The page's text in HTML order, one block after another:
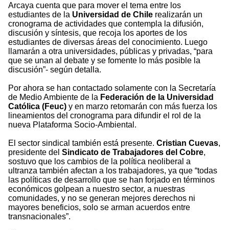
Arcaya cuenta que para mover el tema entre los
estudiantes de la Universidad de Chile realizarán un
cronograma de actividades que contempla la difusión,
discusión y síntesis, que recoja los aportes de los
estudiantes de diversas áreas del conocimiento. Luego
llamarán a otra universidades, públicas y privadas, “para
que se unan al debate y se fomente lo más posible la
discusión”- según detalla.
Por ahora se han contactado solamente con la Secretaría
de Medio Ambiente de la Federación de la Universidad
Católica (Feuc) y en marzo retomarán con más fuerza los
lineamientos del cronograma para difundir el rol de la
nueva Plataforma Socio-Ambiental.
El sector sindical también está presente. Cristian Cuevas,
presidente del Sindicato de Trabajadores del Cobre,
sostuvo que los cambios de la política neoliberal a
ultranza también afectan a los trabajadores, ya que “todas
las políticas de desarrollo que se han forjado en términos
económicos golpean a nuestro sector, a nuestras
comunidades, y no se generan mejores derechos ni
mayores beneficios, solo se arman acuerdos entre
transnacionales”.